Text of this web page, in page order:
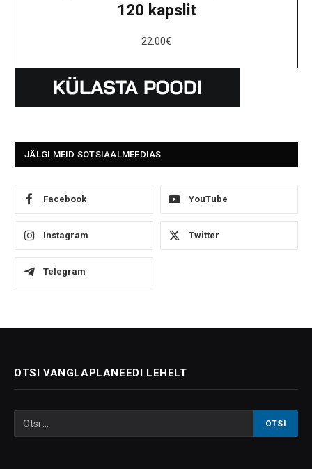
120 kapslit
22.00€
JÄLGI MEID SOTSIAALMEEDIAS
Facebook YouTube
Instagram Twitter
Telegram
OTSI VANGLAPLANEEDI LEHELT